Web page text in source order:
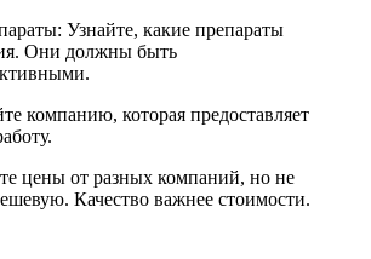
Узнайте, какие препараты
Они должны быть
компанию, которая предоставляет
цены от разных компаний, но не
Качество важнее стоимости.